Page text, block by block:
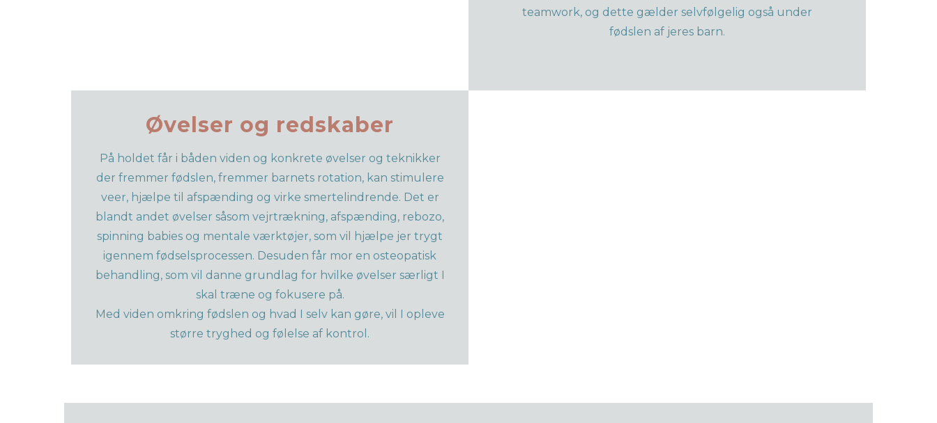
teamwork, og dette gælder selvfølgelig også under
fødslen af jeres barn.
Øvelser og redskaber
På holdet får i båden viden og konkrete øvelser og teknikker
der fremmer fødslen, fremmer barnets rotation, kan stimulere
veer, hjælpe til afspænding og virke smertelindrende. Det er
blandt andet øvelser såsom vejrtrækning, afspænding, rebozo,
spinning babies og mentale værktøjer, som vil hjælpe jer trygt
igennem fødselsprocessen. Desuden får mor en osteopatisk
behandling, som vil danne grundlag for hvilke øvelser særligt I
skal træne og fokusere på.
Med viden omkring fødslen og hvad I selv kan gøre, vil I opleve
større tryghed og følelse af kontrol.